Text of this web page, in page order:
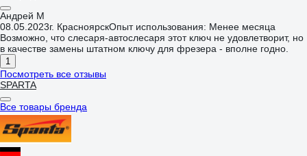
Андрей М
08.05.2023г. КрасноярскОпыт использования: Менее месяца
Возможно, что слесаря-автослесаря этот ключ не удовлетворит, но
в качестве замены штатном ключу для фрезера - вполне годно.
1
Посмотреть все отзывы
SPARTA
Все товары бренда